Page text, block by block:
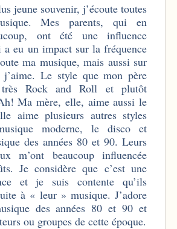
jeune souvenir, j’écoute toutes
Mes parents, qui en
ont été une influence
a eu un impact sur la fréquence
ma musique, mais aussi sur
j’aime. Le style que mon père
très Rock and Roll et plutôt
Ma mère, elle, aime aussi le
aime plusieurs autres styles
moderne, le disco et
des années 80 et 90. Leurs
m’ont beaucoup influencée
Je considère que c’est une
et je suis contente qu’ils
à « leur » musique. J’adore
des années 80 et 90 et
ou groupes de cette époque.